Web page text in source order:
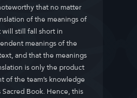
that no matter
of the meanings of
will still fall short in
meanings of the
and that the meanings
is only the product
of the team’s knowledge
Book. Hence, this